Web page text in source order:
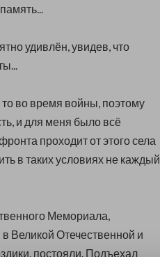
удивлён, увидев, что
во время войны, поэтому
и для меня было всё
проходит от этого села
в таких условиях не каждый
Мемориала,
Великой Отечественной и
постояли. Подъехал